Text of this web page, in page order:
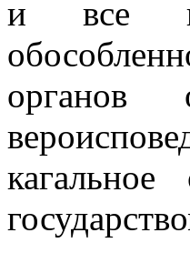
и все
органов
кагальное